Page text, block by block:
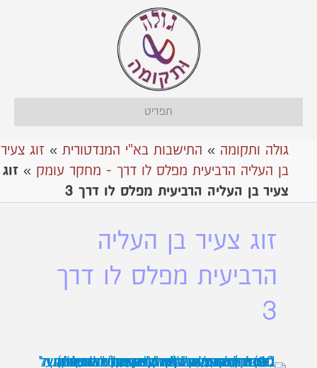
תפריט
גולה ותקומה » התישבות בא"י המנדטורית » זוג צעיר
בן העליה הרביעית מפלס לו דרך - מחקר עומק » זוג
צעיר בן העליה הרביעית מפלס לו דרך 3
זוג צעיר בן העליה
הרביעית מפלס לו דרך
3